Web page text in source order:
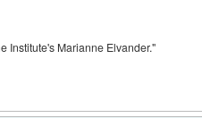
Institute's Marianne Elvander."